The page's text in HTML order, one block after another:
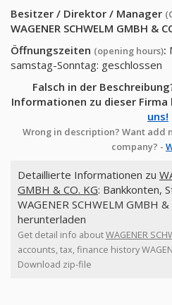
Besitzer / Direktor / Manager
WAGENER SCHWELM GMBH &
Öffnungszeiten (opening hours):
samstag-Sonntag: geschlossen
Falsch in der
Informationen zu dieser Firma
uns!
Wrong in description? Want
company? -
Detaillierte Informationen zu
GMBH & CO. KG: Bankkonten,
WAGENER SCHWELM GMBH
herunterladen
Get detail info aboutWAGENER
accounts, tax, finance history
Download zip-file